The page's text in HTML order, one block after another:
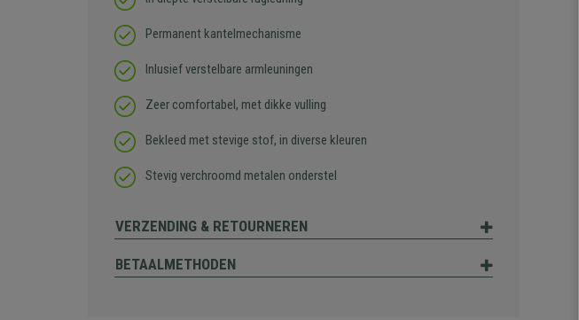
Permanent kantelmechanisme
Inlusief verstelbare armleuningen
Zeer comfortabel, met dikke vulling
Bekleed met stevige stof, in diverse kleuren
Stevig verchroomd metalen onderstel
VERZENDING & RETOURNEREN
BETAALMETHODEN